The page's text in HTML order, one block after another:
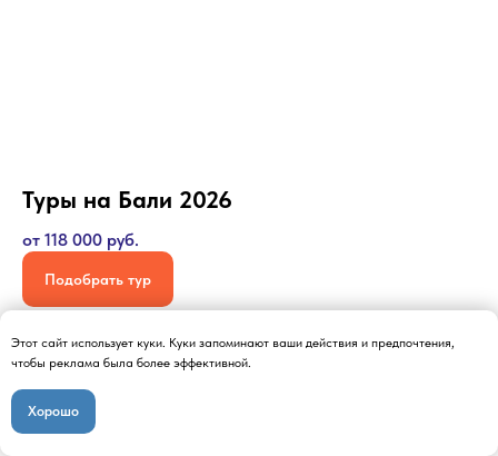
Этот сайт использует куки. Куки запоминают ваши действия и предпочтения,
чтобы реклама была более эффективной.
Хорошо
Туры на Бали 2026
от 118 000 руб.
Подобрать тур